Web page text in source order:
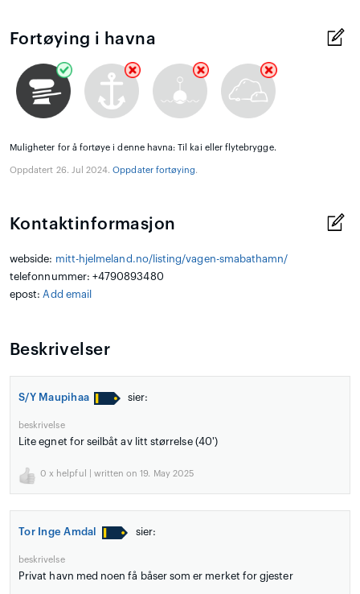
Fortøying i havna
Muligheter for å fortøye i denne havna: Til kai eller flytebrygge.
Oppdatert 26. Jul 2024.Oppdater fortøying.
Kontaktinformasjon
webside: mitt-hjelmeland.no/listing/vagen-smabathamn/
telefonnummer: +4790893480
epost: Add email
Beskrivelser
S/Y Maupihaa sier:
beskrivelse
Lite egnet for seilbåt av litt størrelse (40')
0 x helpful | written on 19. May 2025
Tor Inge Amdal sier:
beskrivelse
Privat havn med noen få båser som er merket for gjester